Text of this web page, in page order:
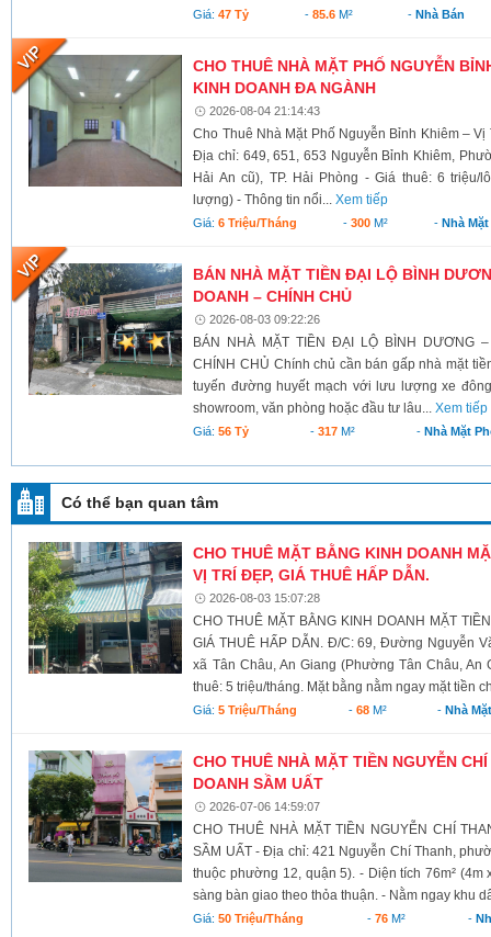
Giá:47 Tỷ - 85.6M² - Nhà Bán
CHO THUÊ NHÀ MẶT PHỐ NGUYỄN
KINH DOANH ĐA NGÀNH
2026-08-04 21:14:43
Cho Thuê Nhà Mặt Phố Nguyễn Bỉnh Khiêm –
Địa chỉ: 649, 651, 653 Nguyễn Bỉnh Khiêm,
Hải An cũ), TP. Hải Phòng - Giá thuê: 6 triệu/
lượng) - Thông tin nổi...Xem tiếp
Giá:6 Triệu/tháng -300 M² - Nhà
BÁN NHÀ MẶT TIỀN ĐẠI LỘ BÌNH
DOANH – CHÍNH CHỦ
2026-08-03 09:22:26
BÁN NHÀ MẶT TIỀN ĐẠI LỘ BÌNH DƯƠNG
CHÍNH CHỦ Chính chủ cần bán gấp nhà mặt
tuyến đường huyết mạch với lưu lượng xe
showroom, văn phòng hoặc đầu tư lâu...Xem tiếp
Giá:56 Tỷ -317 M² - Nhà Mặt
Có thể bạn quan tâm
CHO THUÊ MẶT BẰNG KINH DOANH
VỊ TRÍ ĐẸP, GIÁ THUÊ HẤP DẪN.
2026-08-03 15:07:28
CHO THUÊ MẶT BẰNG KINH DOANH MẶT
GIÁ THUÊ HẤP DẪN. Đ/C: 69, Đường Nguyễn
xã Tân Châu, An Giang (Phường Tân Châu, An
thuê: 5 triệu/tháng. Mặt bằng nằm ngay mặt tiền
Giá:5 Triệu/tháng - 68M² -Nhà
CHO THUÊ NHÀ MẶT TIỀN NGUYỄN
DOANH SẦM UẤT
2026-07-06 14:59:07
CHO THUÊ NHÀ MẶT TIỀN NGUYỄN CHÍ
SẦM UẤT - Địa chỉ: 421 Nguyễn Chí Thanh,
thuộc phường 12, quận 5). - Diện tích 76m² (4m
sàng bàn giao theo thỏa thuận. - Nằm ngay khu
Giá:50 Triệu/tháng - 76M² -